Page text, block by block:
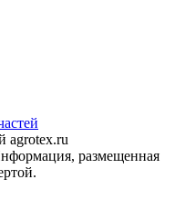
agrotex.ru
размещенная